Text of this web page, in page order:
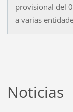
provisional del
a varias
Noticias